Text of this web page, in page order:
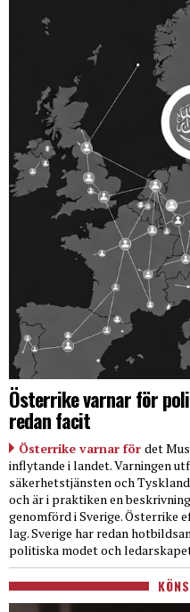
Österrike varnar för
redan facit
Österrike varnar för det
inflytande i landet. Varningen
säkerhetstjänsten och
och är i praktiken en
genomförd i Sverige. Österrike
lag. Sverige har redan
politiska modet och